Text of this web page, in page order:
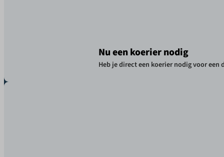
Nu een koerier nodig
Heb je direct een koerier nodig voor